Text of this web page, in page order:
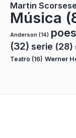
Martin Scorsese
Música
Anderson (14)
(32) serie (28)
Teatro (16) Werner